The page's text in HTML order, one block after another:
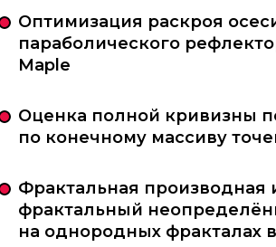
Оптимизация раскроя
параболического
Maple
Оценка полной кривизны
по конечному массиву
Фрактальная производная
фрактальный
на однородных фракталах в